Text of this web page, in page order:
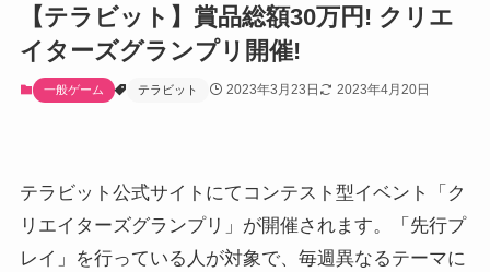
【テラビット】賞品総額30万円! クリエ
イターズグランプリ開催!
一般ゲーム テラビット 2023年3月23日 2023年4月20日
テラビット公式サイトにてコンテスト型イベント「ク
リエイターズグランプリ」が開催されます。「先行プ
レイ」を行っている人が対象で、毎週異なるテーマに